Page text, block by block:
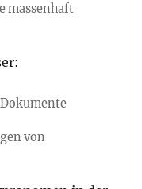
massenhaft
von